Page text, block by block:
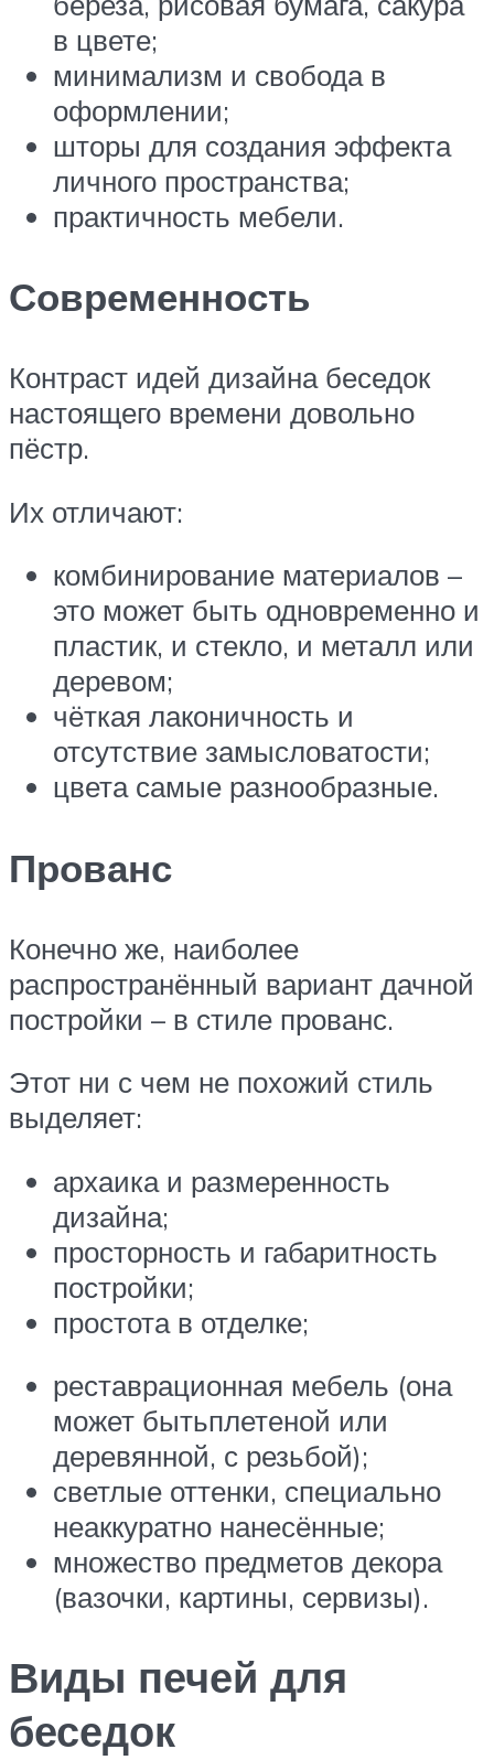
в цвете;
минимализм и свобода в
оформлении;
шторы для создания эффекта
личного пространства;
практичность мебели.
Современность
Контраст идей дизайна беседок
настоящего времени довольно
пёстр.
Их отличают:
комбинирование материалов –
это может быть одновременно и
пластик, и стекло, и металл или
деревом;
чёткая лаконичность и
отсутствие замысловатости;
цвета самые разнообразные.
Прованс
Конечно же, наиболее
распространённый вариант дачной
постройки – в стиле прованс.
Этот ни с чем не похожий стиль
выделяет:
архаика и размеренность
дизайна;
просторность и габаритность
постройки;
простота в отделке;
реставрационная мебель (она
может бытьплетеной или
деревянной, с резьбой);
светлые оттенки, специально
неаккуратно нанесённые;
множество предметов декора
(вазочки, картины, сервизы).
Виды печей для
беседок